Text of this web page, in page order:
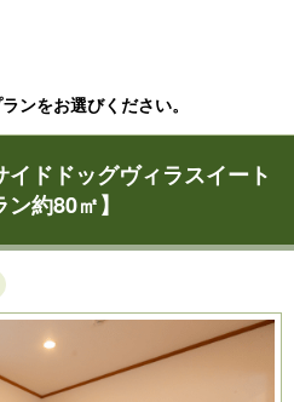
ンをお選びください。
イドドッグヴィラスイート
約80㎡】